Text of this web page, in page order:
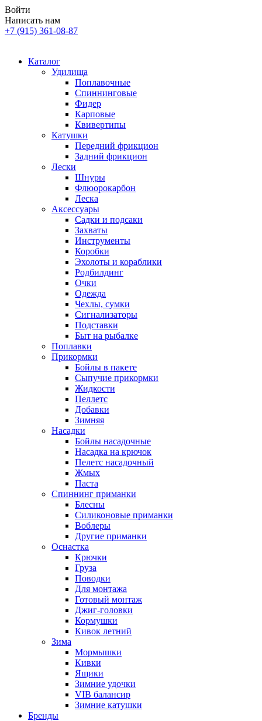
Войти
Написать нам
+7 (915) 361-08-87
Каталог
Удилища
Поплавочные
Спиннинговые
Фидер
Карповые
Квивертипы
Катушки
Передний фрикцион
Задний фрикцион
Лески
Шнуры
Флюорокарбон
Леска
Аксессуары
Садки и подсаки
Захваты
Инструменты
Коробки
Эхолоты и кораблики
Родбилдинг
Очки
Одежда
Чехлы, сумки
Сигнализаторы
Подставки
Быт на рыбалке
Поплавки
Прикормки
Бойлы в пакете
Сыпучие прикормки
Жидкости
Пеллетс
Добавки
Зимняя
Насадки
Бойлы насадочные
Насадка на крючок
Пелетс насадочный
Жмых
Паста
Спиннинг приманки
Блесны
Силиконовые приманки
Воблеры
Другие приманки
Оснастка
Крючки
Груза
Поводки
Для монтажа
Готовый монтаж
Джиг-головки
Кормушки
Кивок летний
Зима
Мормышки
Кивки
Ящики
Зимние удочки
VIB балансир
Зимние катушки
Бренды